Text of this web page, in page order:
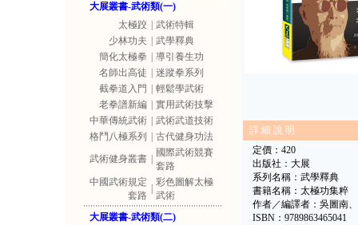
大展叢書-武術類(一)
太極跤
武術特輯
少林功夫
武學釋典
簡化太極拳
導引養生功
名師出高徒
迷蹤拳系列
截拳道入門
輕鬆學武術
老拳譜新編
實用武術技擊
中華傳統武術
武術武道技術
格鬥八極系列
古代健身功法
武術健身叢書
國際武術競賽
套路
中國武術規定
套路
彩色圖解太極
武術
大展叢書-武術類(二)
詳 細 說 明
定價：420
出版社：大展
系列名稱：武學釋典
書籍名稱：太極功集粹
作者／編譯者：吳圖南
ISBN：9789863465041